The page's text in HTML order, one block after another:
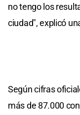
no tengo los
ciudad", explicó
Según cifras
más de 87.000